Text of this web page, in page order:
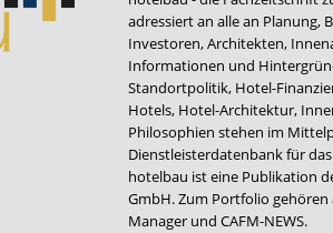
adressiert an alle an
Investoren, Architekten,
Informationen und
Standortpolitik, Hotel-
Hotels, Hotel-Architektur,
Philosophien stehen im
Dienstleisterdatenbank für
hotelbau ist eine Publikation
GmbH. Zum Portfolio gehören
Manager und CAFM-NEWS.